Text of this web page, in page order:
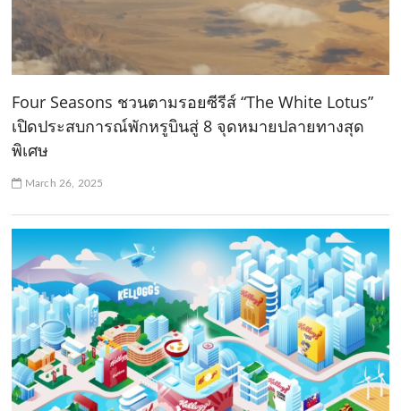
Four Seasons ชวนตามรอยซีรีส์ “The White Lotus”
เปิดประสบการณ์พักหรูบินสู่ 8 จุดหมายปลายทางสุด
พิเศษ
March 26, 2025